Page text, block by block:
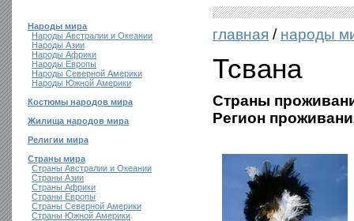
Народы мира
Народы Австралии и Океании
Народы Азии
Народы Африки
Народы Европы
Народы Северной Америки
Народы Южной Америки
Костюмы народов мира
Жилища народов мира
Религии мира
Страны мира
Страны Австралии и Океании
Страны Азии
Страны Африки
Страны Европы
Страны Северной Америки
Страны Южной Америки
главная / народы
Тсвана
Страны
Регион